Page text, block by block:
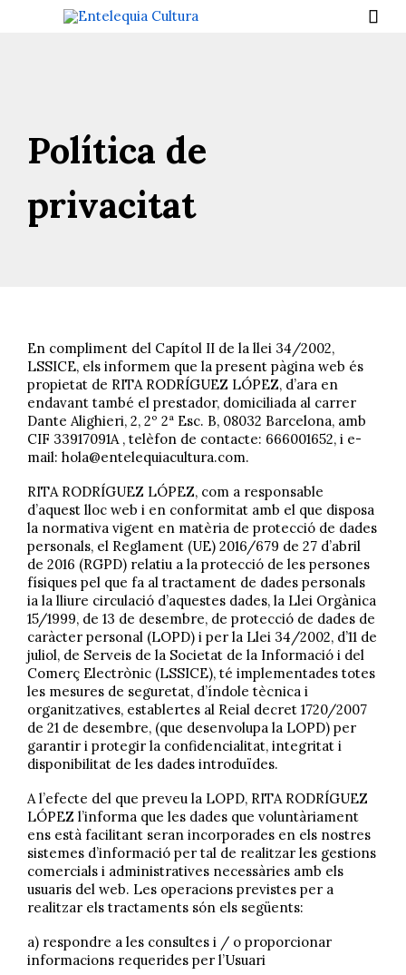

Política de
privacitat
En compliment del Capítol II de la llei 34/2002,
LSSICE, els informem que la present pàgina web és
propietat de RITA RODRÍGUEZ LÓPEZ, d’ara en
endavant també el prestador, domiciliada al carrer
Dante Alighieri, 2, 2º 2ª Esc. B, 08032 Barcelona, ​​amb
CIF 33917091A , telèfon de contacte: 666001652, i e-
mail: hola@entelequiacultura.com.
RITA RODRÍGUEZ LÓPEZ, com a responsable
d’aquest lloc web i en conformitat amb el que disposa
la normativa vigent en matèria de protecció de dades
personals, el Reglament (UE) 2016/679 de 27 d’abril
de 2016 (RGPD) relatiu a la protecció de les persones
físiques pel que fa al tractament de dades personals
ia la lliure circulació d’aquestes dades, la Llei Orgànica
15/1999, de 13 de desembre, de protecció de dades de
caràcter personal (LOPD) i per la Llei 34/2002, d’11 de
juliol, de Serveis de la Societat de la Informació i del
Comerç Electrònic (LSSICE), té implementades totes
les mesures de seguretat, d’índole tècnica i
organitzatives, establertes al Reial decret 1720/2007
de 21 de desembre, (que desenvolupa la LOPD) per
garantir i protegir la confidencialitat, integritat i
disponibilitat de les dades introduïdes.
A l’efecte del que preveu la LOPD, RITA RODRÍGUEZ
LÓPEZ l’informa que les dades que voluntàriament
ens està facilitant seran incorporades en els nostres
sistemes d’informació per tal de realitzar les gestions
comercials i administratives necessàries amb els
usuaris del web. Les operacions previstes per a
realitzar els tractaments són els següents:
a) respondre a les consultes i / o proporcionar
informacions requerides per l’Usuari